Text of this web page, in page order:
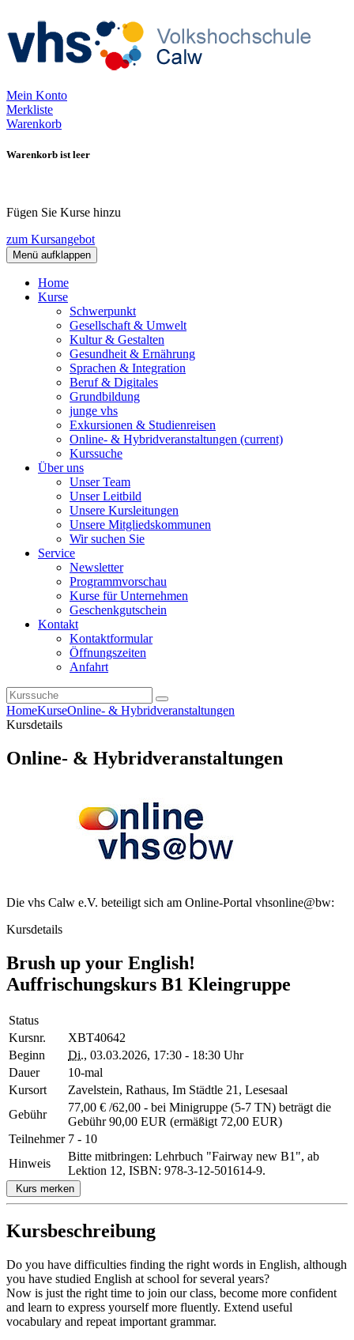
Mein Konto
Merkliste
Warenkorb
Warenkorb ist leer
Fügen Sie Kurse hinzu
zum Kursangebot
Menü aufklappen
Home
Kurse
Schwerpunkt
Gesellschaft & Umwelt
Kultur & Gestalten
Gesundheit & Ernährung
Sprachen & Integration
Beruf & Digitales
Grundbildung
junge vhs
Exkursionen & Studienreisen
Online- & Hybridveranstaltungen (current)
Kurssuche
Über uns
Unser Team
Unser Leitbild
Unsere Kursleitungen
Unsere Mitgliedskommunen
Wir suchen Sie
Service
Newsletter
Programmvorschau
Kurse für Unternehmen
Geschenkgutschein
Kontakt
Kontaktformular
Öffnungszeiten
Anfahrt
HomeKurseOnline- & Hybridveranstaltungen
Kursdetails
Online- & Hybridveranstaltungen
Die vhs Calw e.V. beteiligt sich am Online-Portal vhsonline@bw:
Kursdetails
Brush up your English!
Auffrischungskurs B1 Kleingruppe
Status
Kursnr.
XBT40642
Beginn
Di., 03.03.2026, 17:30 - 18:30 Uhr
Dauer
10-mal
Kursort
Zavelstein, Rathaus, Im Städtle 21, Lesesaal
Gebühr
77,00 € /62,00 - bei Minigruppe (5-7 TN) beträgt die
Gebühr 90,00 EUR (ermäßigt 72,00 EUR)
Teilnehmer 7 - 10
Hinweis
Bitte mitbringen: Lehrbuch "Fairway new B1", ab
Lektion 12, ISBN: 978-3-12-501614-9.
Kurs merken
Kursbeschreibung
Do you have difficulties finding the right words in English, although
you have studied English at school for several years?
Now is just the right time to join our class, become more confident
and learn to express yourself more fluently. Extend useful
vocabulary and repeat important grammar.